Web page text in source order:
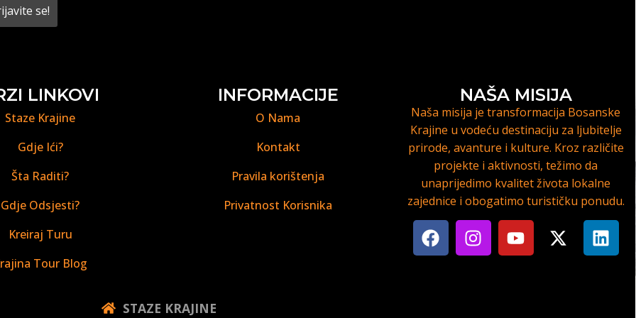
LINKOVI
Staze Krajine
Gdje Ići?
Šta Raditi?
Gdje Odsjesti?
Kreiraj Turu
Tour Blog
INFORMACIJE
O Nama
Kontakt
Pravila korištenja
Privatnost Korisnika
NAŠA MISIJA
Naša misija je transformacija Bosanske
Krajine u vodeću destinaciju za ljubitelje
prirode, avanture i kulture. Kroz različite
projekte i aktivnosti, težimo da
unaprijedimo kvalitet života lokalne
zajednice i obogatimo turističku ponudu.
STAZE KRAJINE